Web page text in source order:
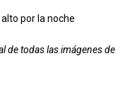
por la noche
de todas las imágenes de